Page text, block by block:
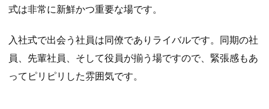
式は非常に新鮮かつ重要な場です。
入社式で出会う社員は同僚でありライバルです。同期の社
員、先輩社員、そして役員が揃う場ですので、緊張感もあ
ってピリピリした雰囲気です。